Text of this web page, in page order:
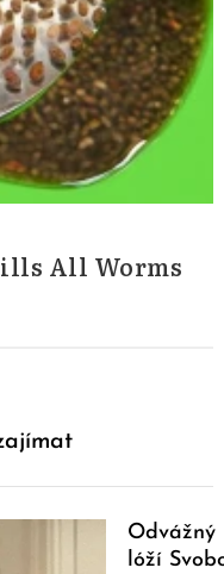
All Worms
Odvážný
lóží